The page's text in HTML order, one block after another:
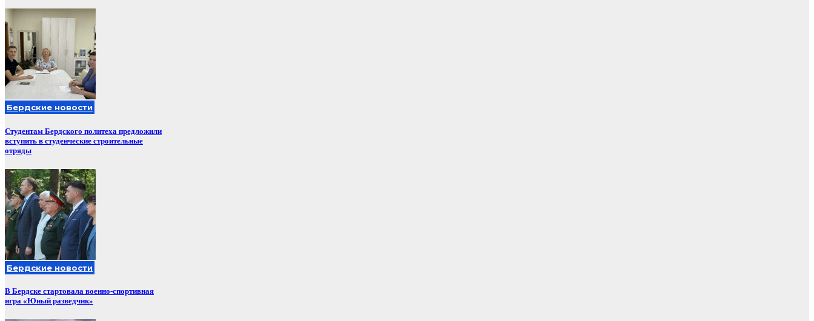
Бердские новости
Студентам Бердского политеха предложили
вступить в студенческие строительные
отряды
Бердские новости
В Бердске стартовала военно-спортивная
игра «Юный разведчик»